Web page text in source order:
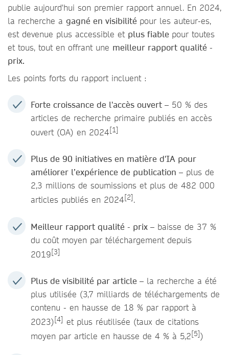
publie aujourd'hui son premier rapport annuel. En 2024,
la recherche a gagné en visibilité pour les auteur-es,
est devenue plus accessible et plus fiable pour toutes
et tous, tout en offrant une meilleur rapport qualité -
prix.
Les points forts du rapport incluent :
Forte croissance de l'accès ouvert – 50 % des
articles de recherche primaire publiés en accès
ouvert (OA) en 2024[1]
Plus de 90 initiatives en matière d'IA pour
améliorer l’expérience de publication – plus de
2,3 millions de soumissions et plus de 482 000
articles publiés en 2024[2].
Meilleur rapport qualité - prix – baisse de 37 %
du coût moyen par téléchargement depuis
2019[3]
Plus de visibilité par article – la recherche a été
plus utilisée (3,7 milliards de téléchargements de
contenu - en hausse de 18 % par rapport à
2023)[4] et plus réutilisée (taux de citations
moyen par article en hausse de 4 % à 5,2[5])